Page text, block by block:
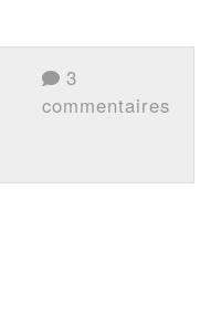
3
commentaires